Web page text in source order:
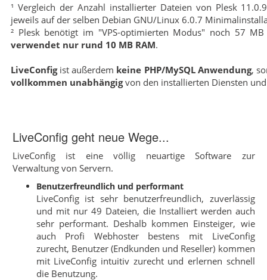
¹ Vergleich der Anzahl installierter Dateien von Plesk
jeweils auf der selben Debian GNU/Linux 6.0.7
² Plesk benötigt im "VPS-optimierten Modus" noch 57
verwendet nur rund 10 MB RAM.
LiveConfigist außerdem keine PHP/MySQL Anwendung,
vollkommen unabhängigvon den installierten Diensten
LiveConfig geht neue Wege...
LiveConfig ist eine völlig neuartige Software zur
Verwaltung von Servern.
Benutzerfreundlich und performant
LiveConfig ist sehr benutzerfreundlich, zuverlässig
und mit nur 49 Dateien, die Installiert werden auch
sehr performant. Deshalb kommen Einsteiger, wie
auch Profi Webhoster bestens mit LiveConfig
zurecht, Benutzer (Endkunden und Reseller) kommen
mit LiveConfig intuitiv zurecht und erlernen schnell
die Benutzung.